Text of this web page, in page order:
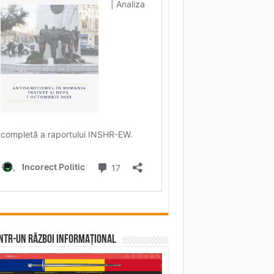
un RĂZBOI INFORMAȚIONAL